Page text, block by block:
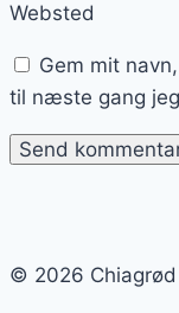
Websted
Gem mit
til næste gang
© 2026 Chiagrød